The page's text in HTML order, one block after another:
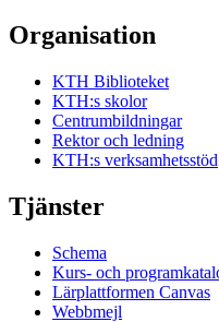
Organisation
KTH Biblioteket
KTH:s skolor
Centrumbildningar
Rektor och ledning
KTH:s verksamhetsstöd
Tjänster
Schema
Kurs- och
Lärplattformen Canvas
Webbmejl